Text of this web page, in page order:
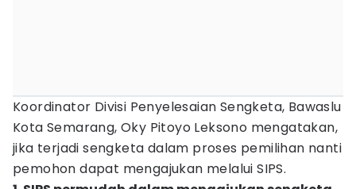
Koordinator Divisi Penyelesaian Sengketa, Bawaslu
Kota Semarang, Oky Pitoyo Leksono mengatakan,
jika terjadi sengketa dalam proses pemilihan nanti
pemohon dapat mengajukan melalui SIPS.